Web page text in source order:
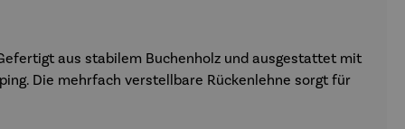
aus stabilem Buchenholz und ausgestattet mit
Die mehrfach verstellbare Rückenlehne sorgt für